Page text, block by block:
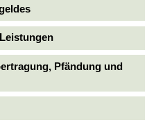
Pfändung und